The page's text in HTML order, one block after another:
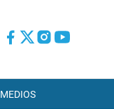
MEDIOS